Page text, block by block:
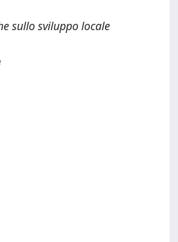
sullo sviluppo locale